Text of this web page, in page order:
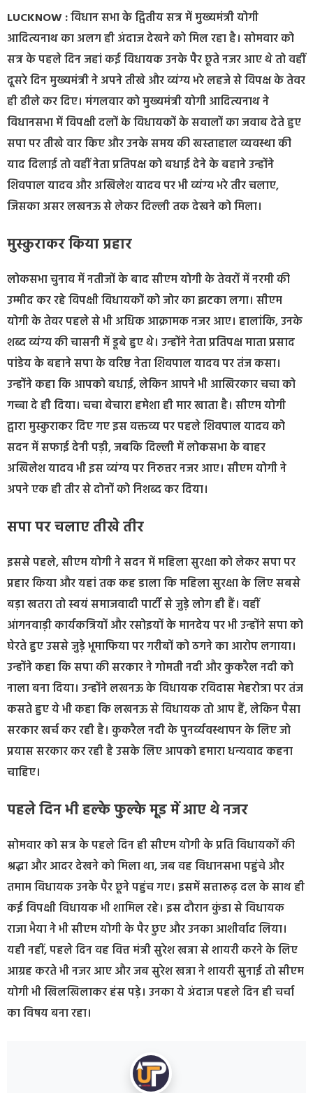
LUCKNOW :विधान सभा के द्वितीय सत्र में मुख्यमंत्री योगी
आदित्यनाथ का अलग ही अंदाज देखने को मिल रहा है। सोमवार को
सत्र के पहले दिन जहां कई विधायक उनके पैर छूते नजर आए थे तो वहीं
दूसरे दिन मुख्यमंत्री ने अपने तीखे और व्यंग्य भरे लहजे से विपक्ष के तेवर
ही ढीले कर दिए। मंगलवार को मुख्यमंत्री योगी आदित्यनाथ ने
विधानसभा में विपक्षी दलों के विधायकों के सवालों का जवाब देते हुए
सपा पर तीखे वार किए और उनके समय की खस्ताहाल व्यवस्था की
याद दिलाई तो वहीं नेता प्रतिपक्ष को बधाई देने के बहाने उन्होंने
शिवपाल यादव और अखिलेश यादव पर भी व्यंग्य भरे तीर चलाए,
जिसका असर लखनऊ से लेकर दिल्ली तक देखने को मिला।
मुस्कुराकर किया प्रहार
लोकसभा चुनाव में नतीजों के बाद सीएम योगी के तेवरों में नरमी की
उम्मीद कर रहे विपक्षी विधायकों को जोर का झटका लगा। सीएम
योगी के तेवर पहले से भी अधिक आक्रामक नजर आए। हालांकि, उनके
शब्द व्यंग्य की चासनी में डूबे हुए थे। उन्होंने नेता प्रतिपक्ष माता प्रसाद
पांडेय के बहाने सपा के वरिष्ठ नेता शिवपाल यादव पर तंज कसा।
उन्होंने कहा कि आपको बधाई, लेकिन आपने भी आखिरकार चचा को
गच्चा दे ही दिया। चचा बेचारा हमेशा ही मार खाता है। सीएम योगी
द्वारा मुस्कुराकर दिए गए इस वक्तव्य पर पहले शिवपाल यादव को
सदन में सफाई देनी पड़ी, जबकि दिल्ली में लोकसभा के बाहर
अखिलेश यादव भी इस व्यंग्य पर निरुत्तर नजर आए। सीएम योगी ने
अपने एक ही तीर से दोनों को निशब्द कर दिया।
सपा पर चलाए तीखे तीर
इससे पहले, सीएम योगी ने सदन में महिला सुरक्षा को लेकर सपा पर
प्रहार किया और यहां तक कह डाला कि महिला सुरक्षा के लिए सबसे
बड़ा खतरा तो स्वयं समाजवादी पार्टी से जुड़े लोग ही हैं। वहीं
आंगनवाड़ी कार्यकत्रियों और रसोइयों के मानदेय पर भी उन्होंने सपा को
घेरते हुए उससे जुड़े भूमाफिया पर गरीबों को ठगने का आरोप लगाया।
उन्होंने कहा कि सपा की सरकार ने गोमती नदी और कुकरैल नदी को
नाला बना दिया। उन्होंने लखनऊ के विधायक रविदास मेहरोत्रा पर तंज
कसते हुए ये भी कहा कि लखनऊ से विधायक तो आप हैं, लेकिन पैसा
सरकार खर्च कर रही है। कुकरैल नदी के पुनर्व्यवस्थापन के लिए जो
प्रयास सरकार कर रही है उसके लिए आपको हमारा धन्यवाद कहना
चाहिए।
पहले दिन भी हल्के फुल्के मूड में आए थे नजर
सोमवार को सत्र के पहले दिन ही सीएम योगी के प्रति विधायकों की
श्रद्धा और आदर देखने को मिला था, जब वह विधानसभा पहुंचे और
तमाम विधायक उनके पैर छूने पहुंच गए। इसमें सत्तारूढ़ दल के साथ ही
कई विपक्षी विधायक भी शामिल रहे। इस दौरान कुंडा से विधायक
राजा भैया ने भी सीएम योगी के पैर छुए और उनका आशीर्वाद लिया।
यही नहीं, पहले दिन वह वित्त मंत्री सुरेश खन्ना से शायरी करने के लिए
आग्रह करते भी नजर आए और जब सुरेश खन्ना ने शायरी सुनाई तो सीएम
योगी भी खिलखिलाकर हंस पड़े। उनका ये अंदाज पहले दिन ही चर्चा
का विषय बना रहा।